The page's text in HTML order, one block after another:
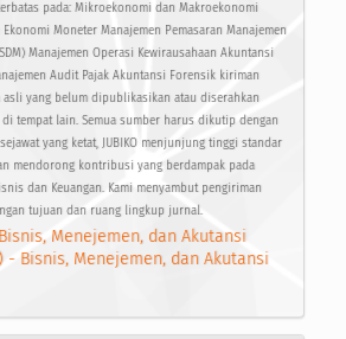
pada: Mikroekonomi dan Makroekonomi
Moneter Manajemen Pemasaran Manajemen
Manajemen Operasi Kewirausahaan Akuntansi
Audit Pajak Akuntansi Forensik kiriman
asli yang belum dipublikasikan atau diserahkan
tempat lain. Semua sumber harus dikutip dengan
yang ketat, JUBIKO menjunjung tinggi standar
mendorong kontribusi yang berdampak pada
dan Keuangan. Kami menyambut pengiriman
tujuan dan ruang lingkup jurnal.
Bisnis, Menejemen, dan Akutansi
- Bisnis, Menejemen, dan Akutansi